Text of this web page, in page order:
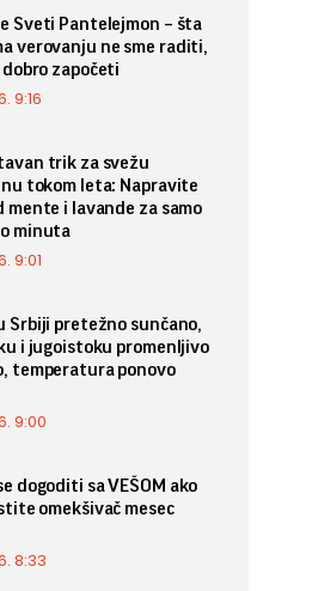
Sveti Pantelejmon – šta
verovanju ne sme raditi,
dobro započeti
9:16
trik za svežu
tokom leta: Napravite
mente i lavande za samo
minuta
9:01
Srbiji pretežno sunčano,
i jugoistoku promenljivo
temperatura ponovo
9:00
dogoditi sa VEŠOM ako
omekšivač mesec
8:33